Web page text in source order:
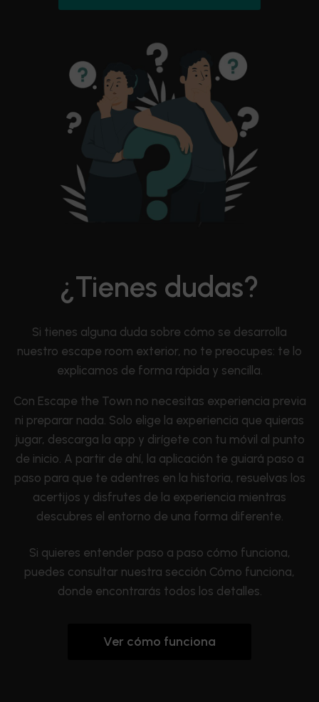
¿Tienes dudas?
Si tienes alguna duda sobre cómo se desarrolla
nuestro escape room exterior, no te preocupes: te lo
explicamos de forma rápida y sencilla.
Con Escape the Town no necesitas experiencia previa
ni preparar nada. Solo elige la experiencia que quieras
jugar, descarga la app y dirígete con tu móvil al punto
de inicio. A partir de ahí, la aplicación te guiará paso a
paso para que te adentres en la historia, resuelvas los
acertijos y disfrutes de la experiencia mientras
descubres el entorno de una forma diferente.
Si quieres entender paso a paso cómo funciona,
puedes consultar nuestra sección Cómo funciona,
donde encontrarás todos los detalles.
Ver cómo funciona